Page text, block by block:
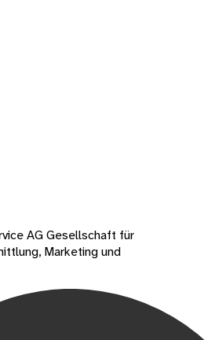
AG Gesellschaft für
Marketing und